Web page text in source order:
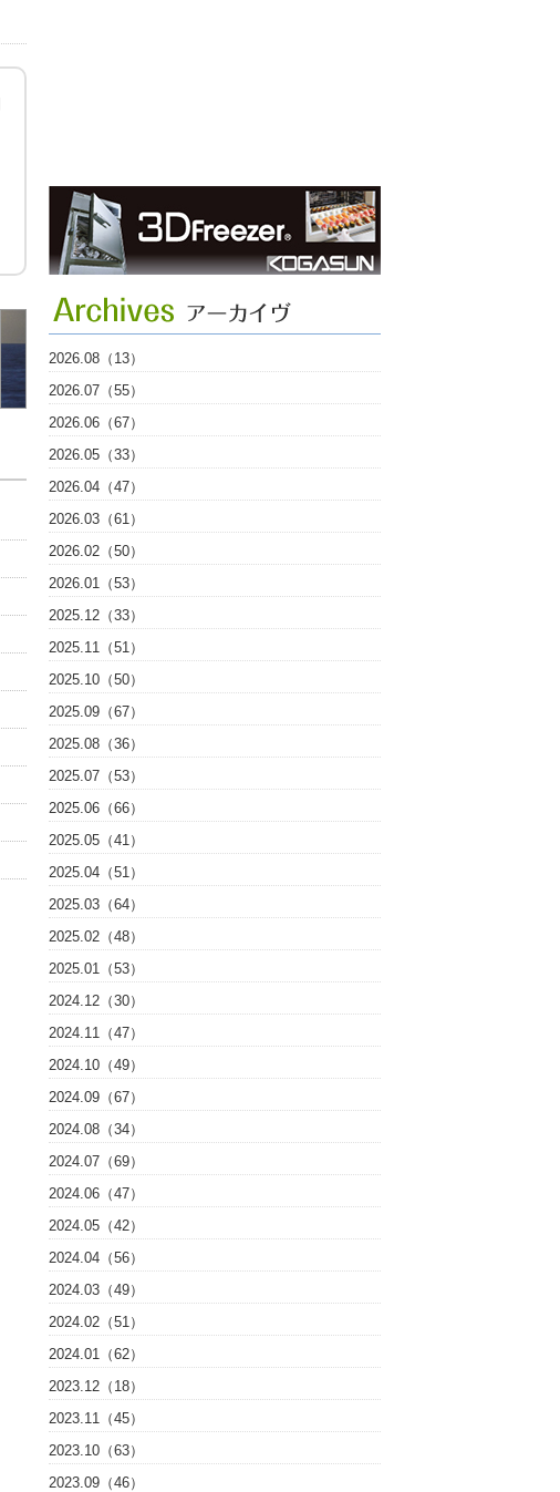
2026.08（13）
2026.07（55）
2026.06（67）
2026.05（33）
2026.04（47）
2026.03（61）
2026.02（50）
2026.01（53）
2025.12（33）
2025.11（51）
2025.10（50）
2025.09（67）
2025.08（36）
2025.07（53）
2025.06（66）
2025.05（41）
2025.04（51）
2025.03（64）
2025.02（48）
2025.01（53）
2024.12（30）
2024.11（47）
2024.10（49）
2024.09（67）
2024.08（34）
2024.07（69）
2024.06（47）
2024.05（42）
2024.04（56）
2024.03（49）
2024.02（51）
2024.01（62）
2023.12（18）
2023.11（45）
2023.10（63）
2023.09（46）